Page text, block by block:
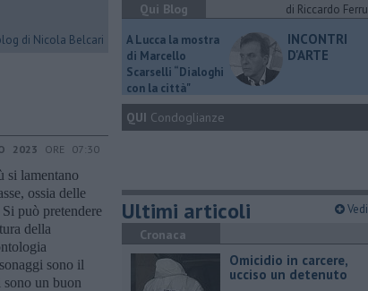
di Nicola Belcari
2023 ORE 07:30
lamentano
ossia delle
può pretendere
della
sono il
un buon
Qui Blog
di Riccardo
A Lucca la mostra
di Marcello
Scarselli “Dialoghi
con la città"
INCONTRI
D'ARTE
QUI Condoglianze
Ultimi articoli
Cronaca
Omicidio in carcere,
ucciso un detenuto